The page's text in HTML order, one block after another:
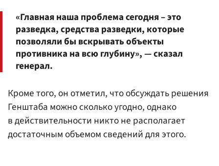
«Главная наша проблема сегодня – это
разведка, средства разведки, которые
позволяли бы вскрывать объекты
противника на всю глубину», — сказал
генерал.
Кроме того, он отметил, что обсуждать решения
Генштаба можно сколько угодно, однако
в действительности никто не располагает
достаточным объемом сведений для этого.